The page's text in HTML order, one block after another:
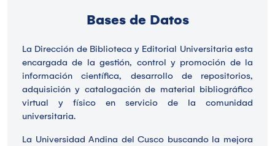
Bases de Datos
La Dirección de Biblioteca y Editorial Universitaria esta
encargada de la gestión, control y promoción de la
información científica, desarrollo de repositorios,
adquisición y catalogación de material bibliográfico
virtual y físico en servicio de la comunidad
universitaria.
La Universidad Andina del Cusco buscando la mejora